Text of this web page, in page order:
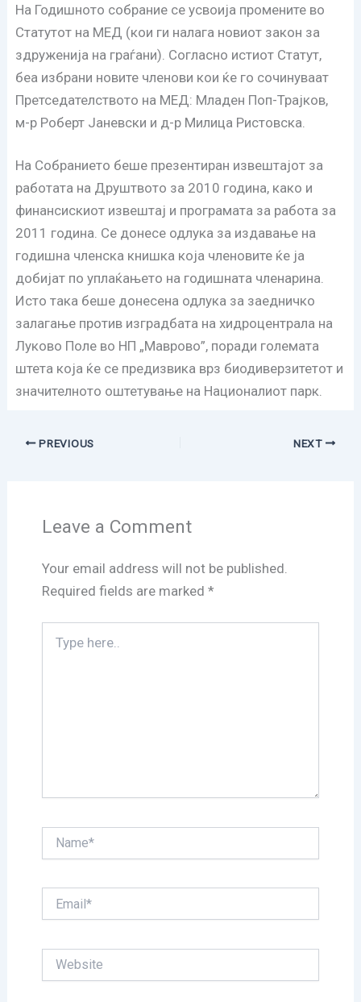
На Годишното собрание се усвоија промените во
Статутот на МЕД (кои ги налага новиот закон за
здруженија на граѓани). Согласно истиот Статут,
беа избрани новите членови кои ќе го сочинуваат
Претседателството на МЕД: Младен Поп-Трајков,
м-р Роберт Јаневски и д-р Милица Ристовска.
На Собранието беше презентиран извештајот за
работата на Друштвото за 2010 година, како и
финансискиот извештај и програмата за работа за
2011 година. Се донесе одлука за издавање на
годишна членска книшка која членовите ќе ја
добијат по уплаќањето на годишната членарина.
Исто така беше донесена одлука за заедничко
залагање против изградбата на хидроцентрала на
Луково Поле во НП „Маврово”, поради големата
штета која ќе се предизвика врз биодиверзитетот и
значителното оштетување на Националиот парк.
PREVIOUS NEXT
Leave a Comment
Your email address will not be published.
Required fields are marked *
here..